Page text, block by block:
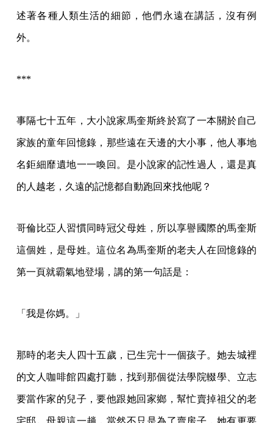
述著各種人類生活的細節，他們永遠在講話，沒有例
外。
***
事隔七十五年，大小說家馬奎斯終於寫了一本關於自己
家族的童年回憶錄，那些遠在天邊的大小事，他人事地
名鉅細靡遺地一一喚回。是小說家的記性過人，還是真
的人越老，久遠的記憶都自動跑回來找他呢？
哥倫比亞人習慣同時冠父母姓，所以享譽國際的馬奎斯
這個姓，是母姓。這位名為馬奎斯的老夫人在回憶錄的
第一頁就霸氣地登場，講的第一句話是：
「我是你媽。」
那時的老夫人四十五歲，已生完十一個孩子。她去城裡
的文人咖啡館四處打聽，找到那個從法學院輟學、立志
要當作家的兒子，要他跟她回家鄉，幫忙賣掉祖父的老